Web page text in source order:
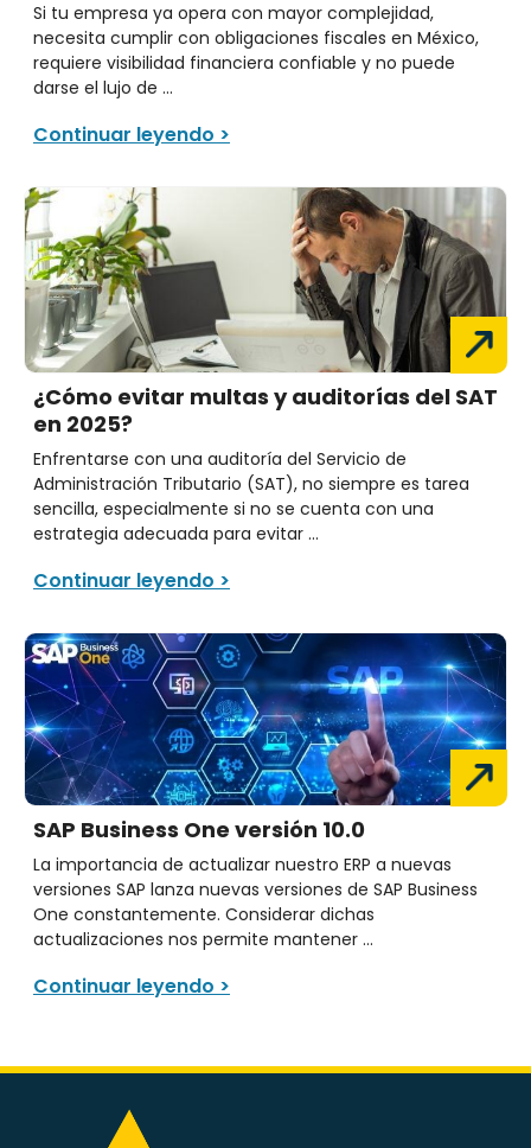
Si tu empresa ya opera con mayor complejidad,
necesita cumplir con obligaciones fiscales en México,
requiere visibilidad financiera confiable y no puede
darse el lujo de ...
Continuar leyendo >
¿Cómo evitar multas y auditorías del SAT
en 2025?
Enfrentarse con una auditoría del Servicio de
Administración Tributario (SAT), no siempre es tarea
sencilla, especialmente si no se cuenta con una
estrategia adecuada para evitar ...
Continuar leyendo >
SAP Business One versión 10.0
La importancia de actualizar nuestro ERP a nuevas
versiones SAP lanza nuevas versiones de SAP Business
One constantemente. Considerar dichas
actualizaciones nos permite mantener ...
Continuar leyendo >